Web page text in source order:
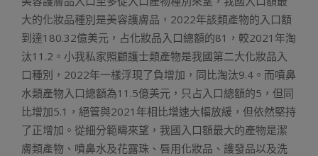
大的化妝品種別是美容護膚品，2022年該類產物的入口額
到達180.32億美元，占化妝品入口總額的81，較2021年淘
汰11.2。小我私家照顧護士類產物是我國第二大化妝品入
口種別，2022年一樣浮現了負增加，同比淘汰9.4。而噴鼻
水類產物入口總額為11.5億美元，只占入口總額的5，但同
比增加5.1，絕管與2021年相比增速大幅放緩，但依然堅持
了正增加。從細分範疇來望，我國入口額最大的產物是潔
膚類產物、噴鼻水及花露珠、唇用化妝品、護發品以及洗